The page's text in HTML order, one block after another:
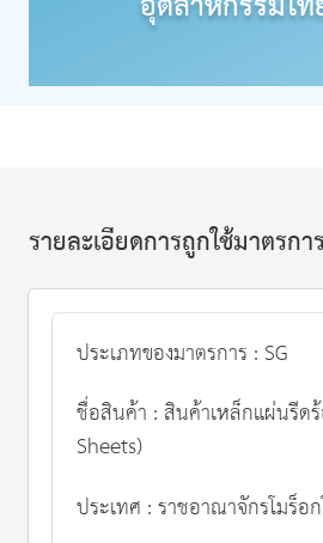
รายละเอียดการถูกใช้มาตรก
ประเภทของมาตรการ : SG
ชื่อสินค้า : สินค้าเหล็กแผ่นรีด
Sheets)
ประเทศ : ราชอาณาจักรโมร็อ